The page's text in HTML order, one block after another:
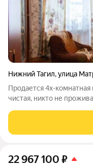
Нижний Тагил,улица
Продается 4х-комнатная
чистая, никто не
на воду. Санузел
Данная квартира -
22 967 100 ₽